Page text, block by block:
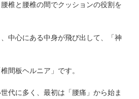
椎と腰椎の間でクッションの役割を
、中心にある中身が飛び出して、「神
間板ヘルニア」です。
代に多く、最初は「腰痛」から始ま